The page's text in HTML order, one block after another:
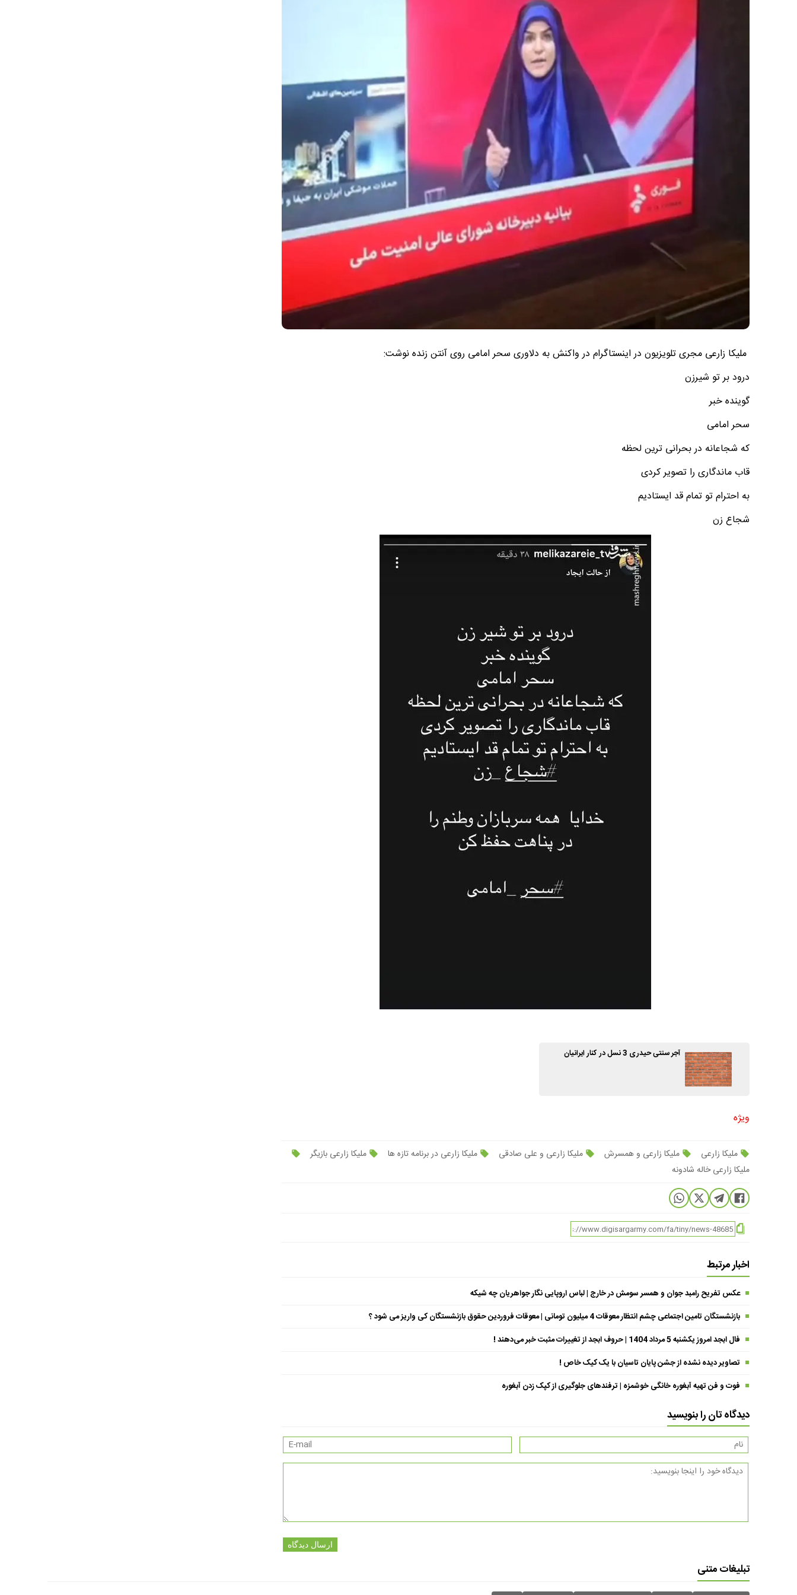
ملیکا زارعی مجری تلویزیون در اینستاگرام در واکنش به دلاوری سحر امامی روی آنتن زنده نوشت:
درود بر تو شیرزن
گوینده خبر
سحر امامی
که شجاعانه در بحرانی ترین لحظه
قاب ماندگاری را تصویر کردی
به احترام تو تمام قد ایستادیم
شجاع زن
آجر سنتی حیدری 3 نسل در کنار ایرانیان
ویژه
ملیکا زارعی ملیکا زارعی و همسرش ملیکا زارعی و علی صادقی ملیکا زارعی در برنامه تازه ها
ملیکا زارعی بازیگر
ملیکا زارعی خاله شادونه
اخبار مرتبط
عکس تفریح رامبد جوان و همسر سومش در خارج | لباس اروپایی نگار جواهریان چه شیکه
بازنشستگان تامین اجتماعی چشم انتظار معوقات 4 میلیون تومانی | معوقات فروردین حقوق بازنشستگان کی واریز می شود ؟
فال ابجد امروز یکشنبه 5 مرداد 1404 | حروف ابجد از تغییرات مثبت خبر می‌دهند !
تصاویر دیده نشده از جشن پایان تاسیان با یک کیک خاص !
فوت و فن تهیه آبغوره خانگی خوشمزه | ترفندهای جلوگیری از کپک زدن آبغوره
دیدگاه تان را بنویسید
ارسال دیدگاه
تبلیغات متنی